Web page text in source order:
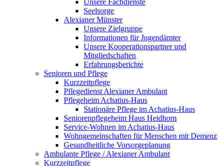
Unsere Fachdienste
Seelsorge
Alexianer Münster
Unsere Zielgruppe
Informationen für Jugendämter
Unsere Kooperationspartner und
Mitgliedschaften
Erfahrungsberichte
Senioren und Pflege
Kurzzeitpflege
Pflegedienst Alexianer Ambulant
Pflegeheim Achatius-Haus
Stationäre Pflege im Achatius-Haus
Seniorenpflegeheim Haus Heidhorn
Service-Wohnen im Achatius-Haus
Wohngemeinschaften für Menschen mit Demenz
Gesundheitliche Vorsorgeplanung
Ambulante Pflege / Alexianer Ambulant
Kurzzeitpflege